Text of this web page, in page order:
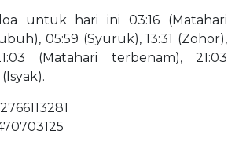
untuk hari ini 03:16 (Matahari
05:59 (Syuruk), 13:31 (Zohor),
(Matahari terbenam), 21:03